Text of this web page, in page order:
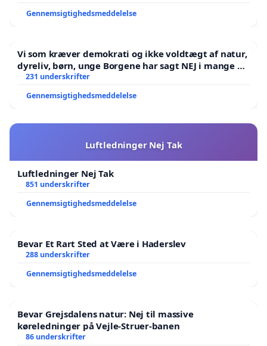
Gennemsigtighedsmeddelelse
Vi som kræver demokrati og ikke voldtægt af natur,
dyreliv, børn, unge Borgene har sagt NEJ i mange år.
Der er
231 underskrifter
Gennemsigtighedsmeddelelse
Luftledninger Nej Tak
Luftledninger Nej Tak
851 underskrifter
Gennemsigtighedsmeddelelse
Bevar Et Rart Sted at Være i Haderslev
288 underskrifter
Gennemsigtighedsmeddelelse
Bevar Grejsdalens natur: Nej til massive
køreledninger på Vejle-Struer-banen
86 underskrifter